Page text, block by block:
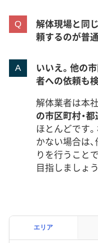
解体現場と同
頼するのが普
いいえ。他の
者への依頼も
解体業者は本
の市区町村・
ほとんどです
かない場合は
りを行うこと
目指しましょう
エリア